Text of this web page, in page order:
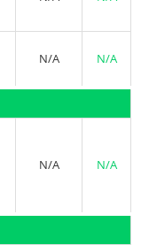
N/A N/A
N/A N/A